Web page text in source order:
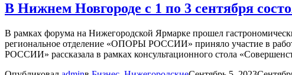
В Нижнем Новгороде с 1 по 3 сентября
В рамках форума на Нижегородской Ярмарке прошел
региональное отделение «ОПОРЫ РОССИИ» приняло участие в
РОССИИ» рассказала в рамках консультационного стола